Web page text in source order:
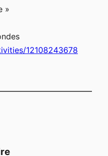
»
12108243678